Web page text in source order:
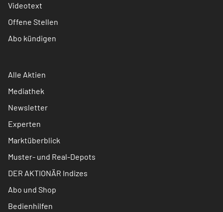
Videotext
Offene Stellen
Abo kündigen
Alle Aktien
Mediathek
Newsletter
Experten
Marktüberblick
Muster- und Real-Depots
DER AKTIONÄR Indizes
Abo und Shop
Bedienhilfen